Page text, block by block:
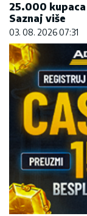
25.000 kupaca
Saznaj više
03. 08. 2026 07:31